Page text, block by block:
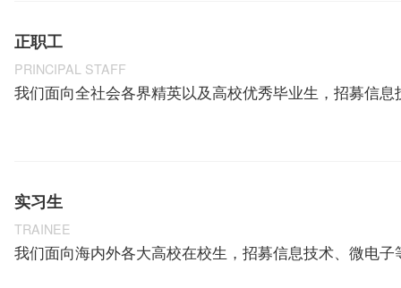
正职工
PRINCIPAL STAFF
我们面向全社会各界精英以及高校优秀毕业生，招募信
实习生
TRAINEE
我们面向海内外各大高校在校生，招募信息技术、微电